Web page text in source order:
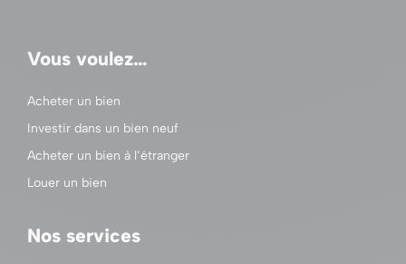
Vous voulez…
Acheter un bien
Investir dans un bien neuf
Acheter un bien à l’étranger
Louer un bien
Nos services